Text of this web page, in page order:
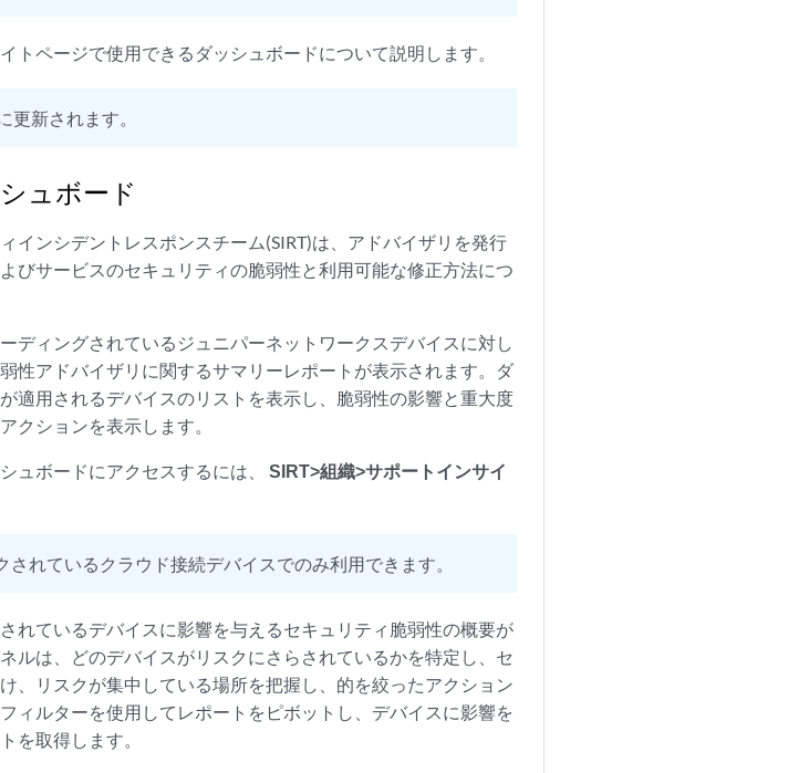
トページで使用できるダッシュボードについて説明します。
更新されます。
ュボード
インシデントレスポンスチーム(SIRT)は、アドバイザリを発行
びサービスのセキュリティの脆弱性と利用可能な修正方法につ
ディングされているジュニパーネットワークスデバイスに対し
性アドバイザリに関するサマリーレポートが表示されます。ダ
適用されるデバイスのリストを表示し、脆弱性の影響と重大度
クションを表示します。
ュボードにアクセスするには、 SIRT>組織>サポートインサイ
れているクラウド接続デバイスでのみ利用できます。
れているデバイスに影響を与えるセキュリティ脆弱性の概要が
ルは、どのデバイスがリスクにさらされているかを特定し、セ
、リスクが集中している場所を把握し、的を絞ったアクション
ィルターを使用してレポートをピボットし、デバイスに影響を
を取得します。